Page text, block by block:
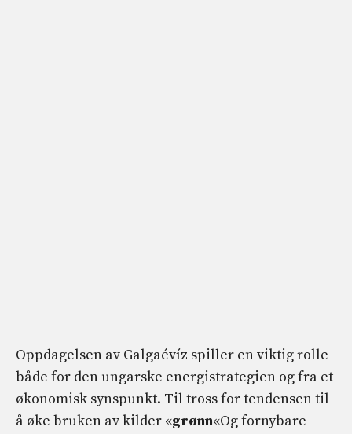
Oppdagelsen av Galgaévíz spiller en viktig rolle
både for den ungarske energistrategien og fra et
økonomisk synspunkt. Til tross for tendensen til
å øke bruken av kilder «grønn«Og fornybare